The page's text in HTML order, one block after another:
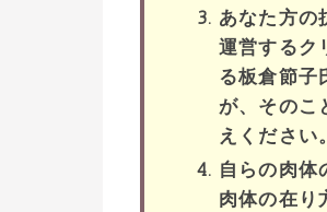
あなた方の
運営するク
る板倉節子
が、そのこ
えください。
自らの肉体
肉体の在り